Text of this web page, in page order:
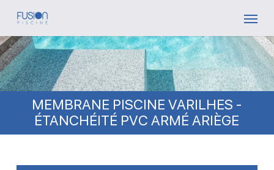
Skip
main
content
MEMBRANE PISCINE VARILHES -
ÉTANCHÉITÉ PVC ARMÉ ARIÈGE